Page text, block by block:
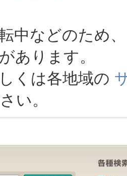
中などのため
あります。
くは各地域の
い。